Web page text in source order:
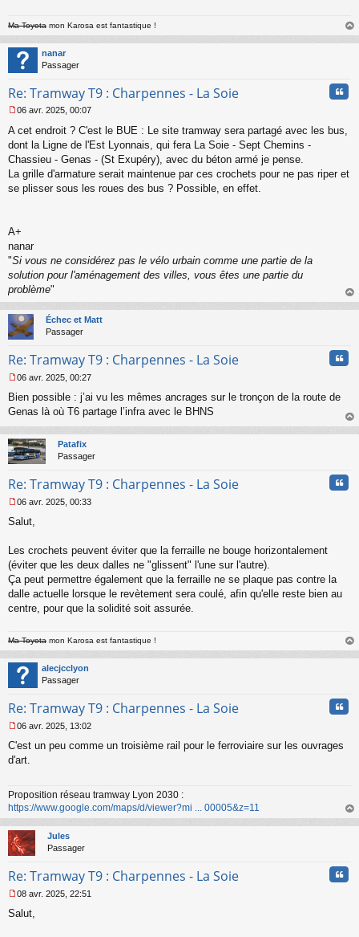
n
l
u
Ma Toyota mon Karosa est fantastique !
au
nanar
Passager
Re: Tramway T9 : Charpennes - La Soie
e
s
s
g
e
n
u
06 avr. 2025, 00:07
A cet endroit ? C'est le BUE : Le site tramway sera partagé avec les bus,
dont la Ligne de l'Est Lyonnais, qui fera La Soie - Sept Chemins -
Chassieu - Genas - (St Exupéry), avec du béton armé je pense.
La grille d'armature serait maintenue par ces crochets pour ne pas riper et
se plisser sous les roues des bus ? Possible, en effet.
A+
nanar
"Si vous ne considérez pas le vélo urbain comme une partie de la
solution pour l'aménagement des villes, vous êtes une partie du
problème"
au
Échec et Matt
Passager
Re: Tramway T9 : Charpennes - La Soie
e
s
a
g
e
o
l
u
06 avr. 2025, 00:27
Bien possible : j’ai vu les mêmes ancrages sur le tronçon de la route de
Genas là où T6 partage l’infra avec le BHNS
au
Patafix
Passager
Re: Tramway T9 : Charpennes - La Soie
e
s
g
e
n
o
u
06 avr. 2025, 00:33
Salut,
Les crochets peuvent éviter que la ferraille ne bouge horizontalement
(éviter que les deux dalles ne "glissent" l'une sur l'autre).
Ça peut permettre également que la ferraille ne se plaque pas contre la
dalle actuelle lorsque le revètement sera coulé, afin qu'elle reste bien au
centre, pour que la solidité soit assurée.
Ma Toyota mon Karosa est fantastique !
au
alecjcclyon
Passager
Re: Tramway T9 : Charpennes - La Soie
e
s
g
e
n
o
n
l
06 avr. 2025, 13:02
C'est un peu comme un troisième rail pour le ferroviaire sur les ouvrages
d'art.
Proposition réseau tramway Lyon 2030 :
https://www.google.com/maps/d/viewer?mi ... 00005&z=11
au
Jules
Passager
Re: Tramway T9 : Charpennes - La Soie
e
08 avr. 2025, 22:51
Salut,